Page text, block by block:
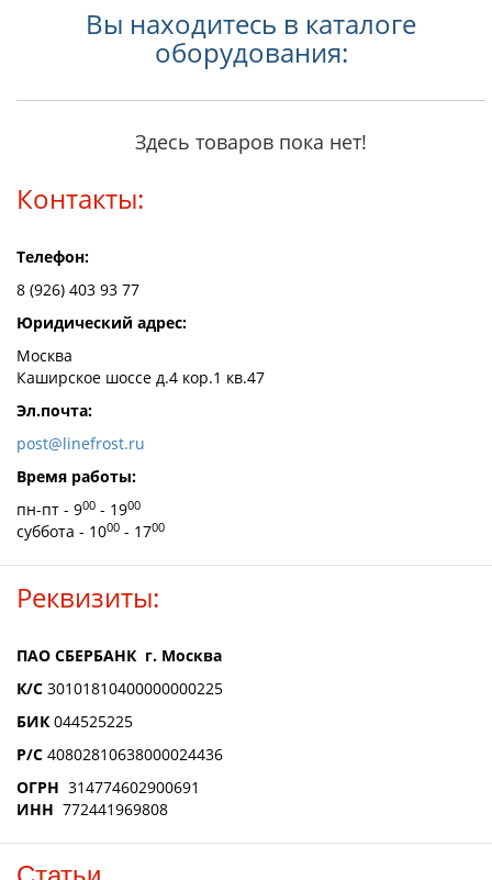
Вы находитесь в каталоге
оборудования:
Здесь товаров пока нет!
Контакты:
Телефон:
8 (926) 403 93 77
Юридический адрес:
Москва
Каширское шоссе д.4 кор.1 кв.47
Эл.почта:
post@linefrost.ru
Время работы:
пн-пт - 900 - 1900
суббота - 1000 - 1700
Реквизиты:
ПАО СБЕРБАНК г. Москва
К/С 30101810400000000225
БИК 044525225
Р/С 40802810638000024436
ОГРН 314774602900691
ИНН 772441969808